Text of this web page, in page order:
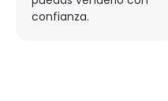
confianza.